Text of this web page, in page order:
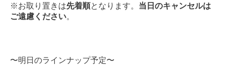
※お取り置きは先着順となります。 当日のキャンセルは
ご遠慮ください。
〜明日のラインナップ予定〜